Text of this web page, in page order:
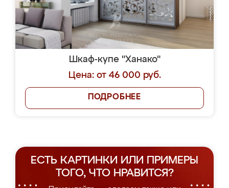
Шкаф-купе "Ханако"
Цена: от 46 000 руб.
ПОДРОБНЕЕ
ЕСТЬ КАРТИНКИ ИЛИ ПРИМЕРЫ
ТОГО, ЧТО НРАВИТСЯ?